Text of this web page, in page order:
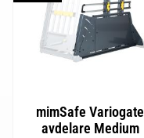
mimSafe Variogate
avdelare Medium